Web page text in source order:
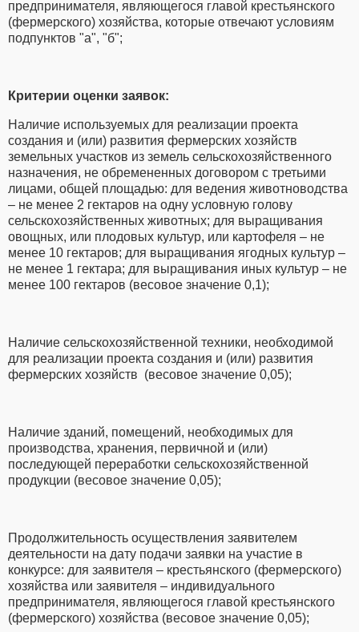
предпринимателя, являющегося главой крестьянского
(фермерского) хозяйства, которые отвечают условиям
подпунктов "а", "б";
Критерии оценки заявок:
Наличие используемых для реализации проекта
создания и (или) развития фермерских хозяйств
земельных участков из земель сельскохозяйственного
назначения, не обремененных договором с третьими
лицами, общей площадью: для ведения животноводства
– не менее 2 гектаров на одну условную голову
сельскохозяйственных животных; для выращивания
овощных, или плодовых культур, или картофеля – не
менее 10 гектаров; для выращивания ягодных культур –
не менее 1 гектара; для выращивания иных культур – не
менее 100 гектаров (весовое значение 0,1);
Наличие сельскохозяйственной техники, необходимой
для реализации проекта создания и (или) развития
фермерских хозяйств (весовое значение 0,05);
Наличие зданий, помещений, необходимых для
производства, хранения, первичной и (или)
последующей переработки сельскохозяйственной
продукции (весовое значение 0,05);
Продолжительность осуществления заявителем
деятельности на дату подачи заявки на участие в
конкурсе: для заявителя – крестьянского (фермерского)
хозяйства или заявителя – индивидуального
предпринимателя, являющегося главой крестьянского
(фермерского) хозяйства (весовое значение 0,05);